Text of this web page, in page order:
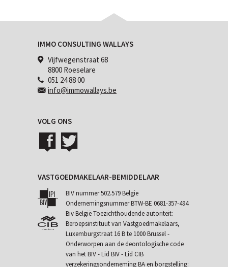
IMMO CONSULTING WALLAYS
Vijfwegenstraat 68
8800 Roeselare
051 24 88 00
info@immowallays.be
VOLG ONS
VASTGOEDMAKELAAR-BEMIDDELAAR
BIV nummer 502.579 Belgie
Ondernemingsnummer BTW-BE 0681-357-494
Biv België Toezichthoudende autoriteit:
Beroepsinstituut van Vastgoedmakelaars,
Luxemburgstraat 16 B te 1000 Brussel -
Onderworpen aan de deontologische code
van het BIV- Lid BIV - Lid CIB
verzekeringsonderneming BA en borgstelling: